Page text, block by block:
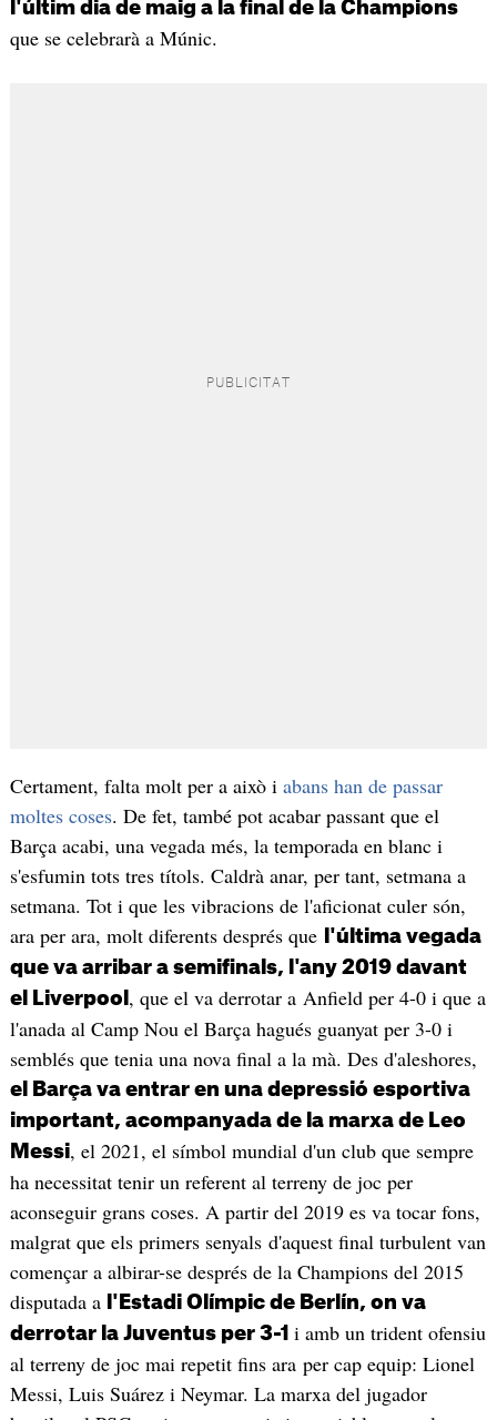
l'últim dia de maig a la final de la Champions
que se celebrarà a Múnic.
Certament, falta molt per a això i abans han de passar
moltes coses. De fet, també pot acabar passant que el
Barça acabi, una vegada més, la temporada en blanc i
s'esfumin tots tres títols. Caldrà anar, per tant, setmana a
setmana. Tot i que les vibracions de l'aficionat culer són,
ara per ara, molt diferents després que
l'última vegada
que va arribar a semifinals, l'any 2019 davant
el Liverpool , que el va derrotar a Anfield per 4-0 i que a
l'anada al Camp Nou el Barça hagués guanyat per 3-0 i
semblés que tenia una nova final a la mà. Des d'aleshores,
el Barça va entrar en una depressió esportiva
important, acompanyada de la marxa de Leo
Messi, el 2021, el símbol mundial d'un club que sempre
ha necessitat tenir un referent al terreny de joc per
aconseguir grans coses. A partir del 2019 es va tocar fons,
malgrat que els primers senyals d'aquest final turbulent van
començar a albirar-se després de la Champions del 2015
disputada a
l'Estadi Olímpic de Berlín, on va
derrotar la Juventus per 3-1 i amb un trident ofensiu
al terreny de joc mai repetit fins ara per cap equip: Lionel
Messi, Luis Suárez i Neymar. La marxa del jugador